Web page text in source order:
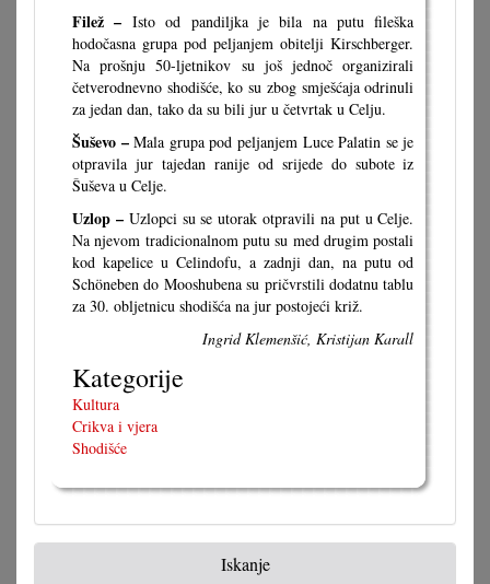
Filež – Isto od pandiljka je bila na putu fileška
hodočasna grupa pod peljanjem obitelji Kirschberger.
Na prošnju 50-ljetnikov su još jednoč organizirali
četverodnevno shodišće, ko su zbog smješćaja odrinuli
za jedan dan, tako da su bili jur u četvrtak u Celju.
Šuševo –Mala grupa pod peljanjem Luce Palatin se je
otpravila jur tajedan ranije od srijede do subote iz
Šuševa u Celje.
Uzlop –Uzlopci su se utorak otpravili na put u Celje.
Na njevom tradicionalnom putu su med drugim postali
kod kapelice u Celindofu, a zadnji dan, na putu od
Schöneben do Mooshubena su pričvrstili dodatnu tablu
za 30. obljetnicu shodišća na jur postojeći križ.
Ingrid Klemenšić, Kristijan Karall
Kategorije
Kultura
Crikva i vjera
Shodišće
Iskanje